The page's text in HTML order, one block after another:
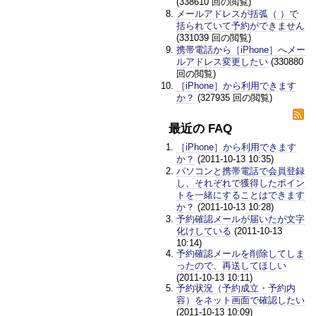
メールアドレスが括弧（ ）で
括られていて予約ができません
(331039 回の閲覧)
携帯電話から［iPhone］へメー
ルアドレス変更したい (330880
回の閲覧)
［iPhone］から利用できます
か？ (327935 回の閲覧)
最近の FAQ
［iPhone］から利用できます
か？ (2011-10-13 10:35)
パソコンと携帯電話で会員登録
し、それぞれで獲得したポイン
トを一緒にすることはできます
か？ (2011-10-13 10:28)
予約確認メールが届いたが文字
化けしている (2011-10-13
10:14)
予約確認メールを削除してしま
ったので、再送してほしい
(2011-10-13 10:11)
予約状況（予約成立・予約内
容）をネット画面で確認したい
(2011-10-13 10:09)